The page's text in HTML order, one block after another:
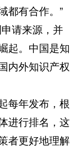
都有合作。”
请来源，并
起。中国是知
内外知识产权
年发布，根
进行排名，这
者更好地理解